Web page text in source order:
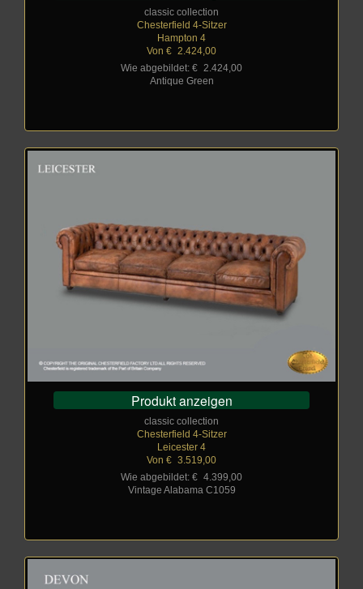
classic collection
Chesterfield 4-Sitzer
Hampton 4
Von € 2.424,00
Wie abgebildet: € 2.424,00
Antique Green
Produkt anzeigen
classic collection
Chesterfield 4-Sitzer
Leicester 4
Von € 3.519,00
Wie abgebildet: € 4.399,00
Vintage Alabama C1059